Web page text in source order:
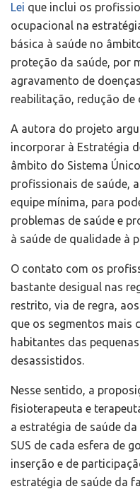
Lei que inclui os
ocupacional na
básica à saúde no
proteção da saúde, por
agravamento de
reabilitação, redução de
A autora do projeto
incorporar à Estratégia
âmbito do Sistema
profissionais de saúde,
equipe mínima, para
problemas de saúde e
à saúde de qualidade à
O contato com os
bastante desigual nas
restrito, via de regra,
que os segmentos mais
habitantes das
desassistidos.
Nesse sentido, a
fisioterapeuta e
a estratégia de saúde
SUS de cada esfera de
inserção e de
estratégia de saúde da